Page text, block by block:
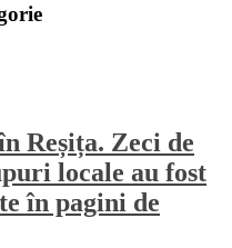
Reșița. Zeci de
locale au fost
în pagini de